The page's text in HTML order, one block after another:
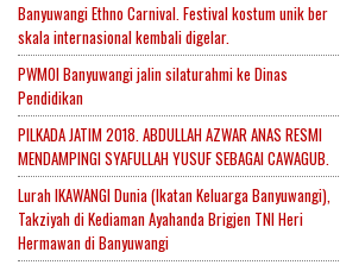
Indonesia.id Perkuat Sinergitas Lewat Ngopi
untuk Mendukung Ketahanan Pangan Nasional
Jadi Lokasi Uji Coba Program NADI JKN
Banyuwangi Ethno Carnival. Festival kostum unik ber
skala internasional kembali digelar.
PWMOI Banyuwangi jalin silaturahmi ke Dinas
Pendidikan
PILKADA JATIM 2018. ABDULLAH AZWAR ANAS RESMI
MENDAMPINGI SYAFULLAH YUSUF SEBAGAI CAWAGUB.
Lurah IKAWANGI Dunia (Ikatan Keluarga Banyuwangi),
Takziyah di Kediaman Ayahanda Brigjen TNI Heri
Hermawan di Banyuwangi